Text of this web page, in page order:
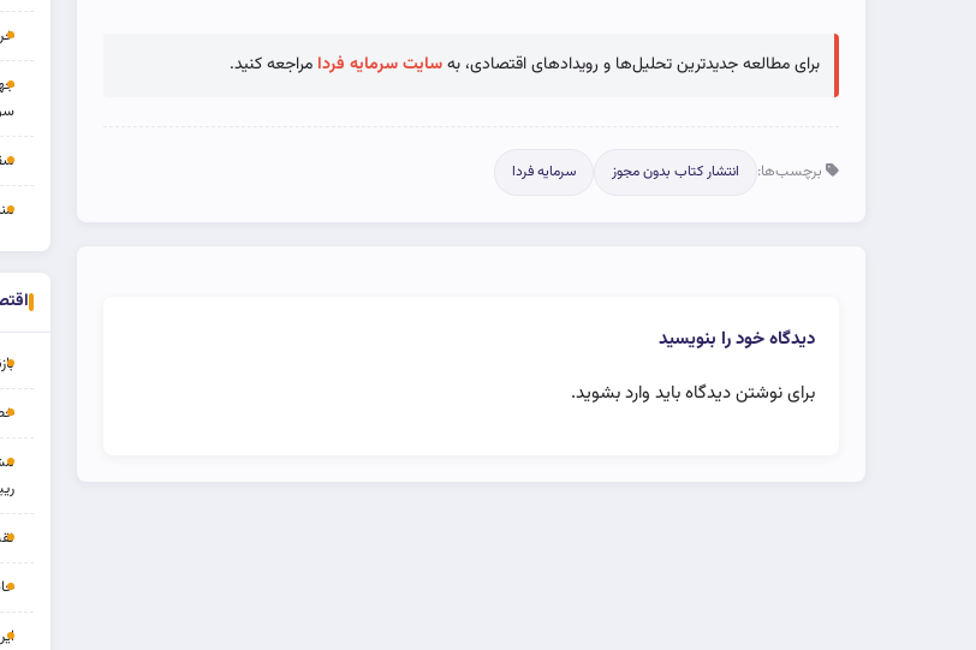
برای مطالعه جدیدترین تحلیل‌ها و رویدادهای اقتصادی، بهسایت سرمایه فردا مراجعه کنید.
برچسب‌ها: انتشار کتاب بدون مجوز سرمایه فردا
دیدگاه خود را بنویسید
برای نوشتن دیدگاه باید وارد بشوید.